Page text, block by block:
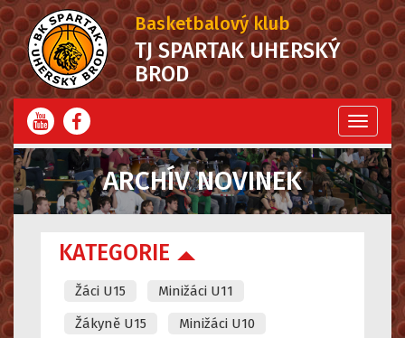
Basketbalový klub
TJ SPARTAK UHERSKÝ
BROD
Menu
ARCHÍV NOVINEK
KATEGORIE
Žáci U15
Minižáci U11
Žákyně U15
Minižáci U10